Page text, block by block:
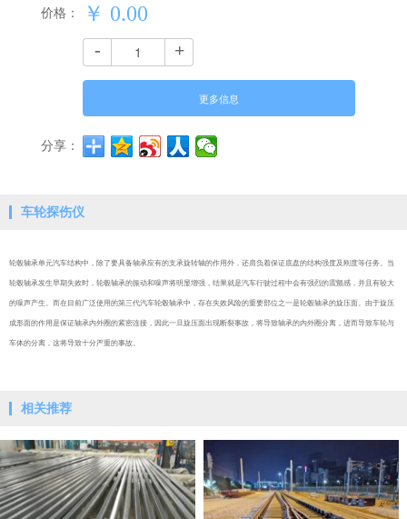
价格： ￥ 0.00
- +
更多信息
分享：
车轮探伤仪
轮毂轴承单元汽车结构中，除了要具备轴承应有的支承旋转轴的作用外，还肩负着保证底盘的结构强度及刚度等任务。当
轮毂轴承发生早期失效时，轮毂轴承的振动和噪声将明显增强，结果就是汽车行驶过程中会有强烈的震颤感，并且有较大
的噪声产生。而在目前广泛使用的第三代汽车轮毂轴承中，存在失效风险的重要部位之一是轮毂轴承的旋压面。由于旋压
成形面的作用是保证轴承内外圈的紧密连接，因此一旦旋压面出现断裂事故，将导致轴承的内外圈分离，进而导致车轮与
车体的分离，这将导致十分严重的事故。
相关推荐